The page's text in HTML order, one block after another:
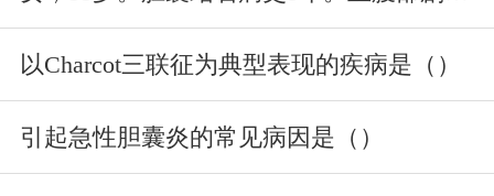
以Charcot三联征为典型表现的疾病是（）
引起急性胆囊炎的常见病因是（）